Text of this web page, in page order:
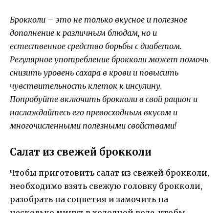
Брокколи – это не только вкусное и полезное
дополнение к различным блюдам, но и
естественное средство борьбы с диабетом.
Регулярное употребление брокколи может помочь
снизить уровень сахара в крови и повысить
чувствительность клеток к инсулину.
Попробуйте включить брокколи в свой рацион и
наслаждайтесь его превосходным вкусом и
многочисленными полезными свойствами!
Салат из свежей брокколи
Чтобы приготовить салат из свежей брокколи,
необходимо взять свежую головку брокколи,
разобрать на соцветия и замочить на